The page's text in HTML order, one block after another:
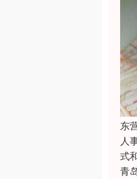
东
人
式
青